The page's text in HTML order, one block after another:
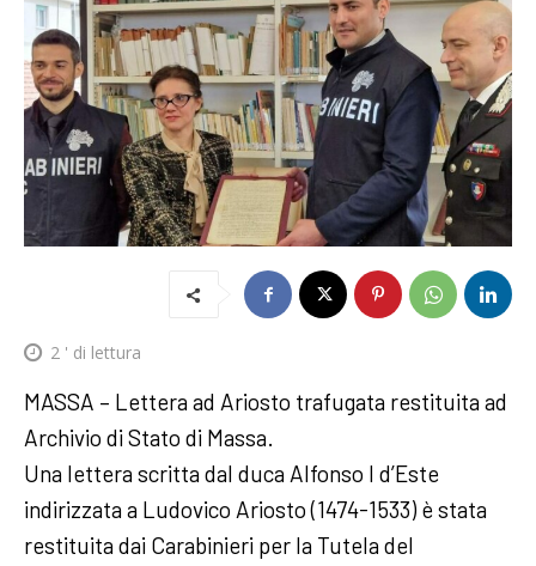
2 ' di lettura
MASSA – Lettera ad Ariosto trafugata restituita ad
Archivio di Stato di Massa.
Una lettera scritta dal duca Alfonso I d’Este
indirizzata a Ludovico Ariosto (1474-1533) è stata
restituita dai Carabinieri per la Tutela del